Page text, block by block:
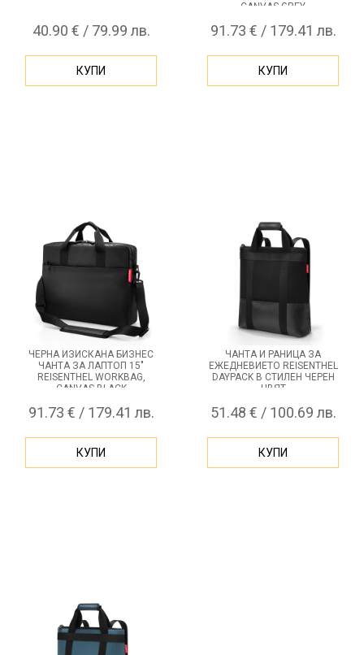
40.90 € / 79.99 лв.
КУПИ
CANVAS GREY
91.73 € / 179.41 лв.
КУПИ
ЧЕРНА ИЗИСКАНА БИЗНЕС
ЧАНТА ЗА ЛАПТОП 15"
REISENTHEL WORKBAG,
CANVAS BLACK
91.73 € / 179.41 лв.
КУПИ
ЧАНТА И РАНИЦА ЗА
ЕЖЕДНЕВИЕТО REISENTHEL
DAYPACK В СТИЛЕН ЧЕРЕН
ЦВЯТ
51.48 € / 100.69 лв.
КУПИ